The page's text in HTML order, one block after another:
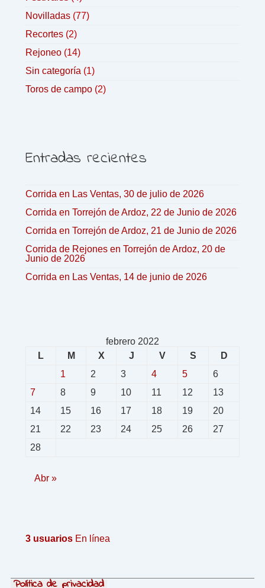
Novilladas (77)
Recortes (2)
Rejoneo (14)
Sin categoría (1)
Toros de campo (2)
Entradas recientes
Corrida en Las Ventas, 30 de julio de 2026
Corrida en Torrejón de Ardoz, 22 de Junio de 2026
Corrida en Torrejón de Ardoz, 21 de Junio de 2026
Corrida de Rejones en Torrejón de Ardoz, 20 de
Junio de 2026
Corrida en Las Ventas, 14 de junio de 2026
febrero 2022
L
M X J V S
D
1
2 3 4 5
6
7
8 9 10 11 12
13
14
15 16 17 18 19
20
21
22 23 24 25 26
27
28
Abr »
3 usuarios En línea
Política de privacidad